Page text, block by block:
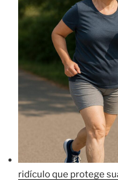
ridículo que protege